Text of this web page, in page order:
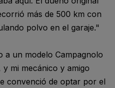
más de 500 km con
polvo en el garaje."
a un modelo Campagnolo
mi mecánico y amigo
convenció de optar por el